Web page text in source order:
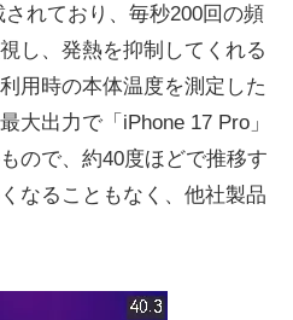
されており、毎秒200回の頻
し、発熱を抑制してくれる
用時の本体温度を測定した
大出力で「iPhone 17 Pro」
ので、約40度ほどで推移す
なることもなく、他社製品